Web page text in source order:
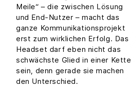
Meile“ – die zwischen Lösung
und End-Nutzer – macht das
ganze Kommunikationsprojekt
erst zum wirklichen Erfolg. Das
Headset darf eben nicht das
schwächste Glied in einer Kette
sein, denn gerade sie machen
den Unterschied.